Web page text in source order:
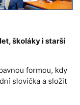
školáky i starší
formou, kdy
slovíčka a složit